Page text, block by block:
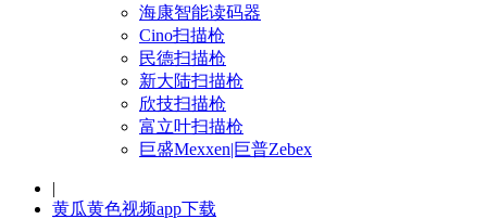
海康智能读码器
Cino扫描枪
民德扫描枪
新大陆扫描枪
欣技扫描枪
富立叶扫描枪
巨盛Mexxen|巨普Zebex
|
黄瓜黄色视频app下载